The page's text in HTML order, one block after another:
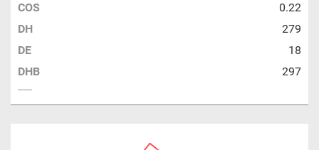
COS
0.22
DH
279
DE
18
DHB
297